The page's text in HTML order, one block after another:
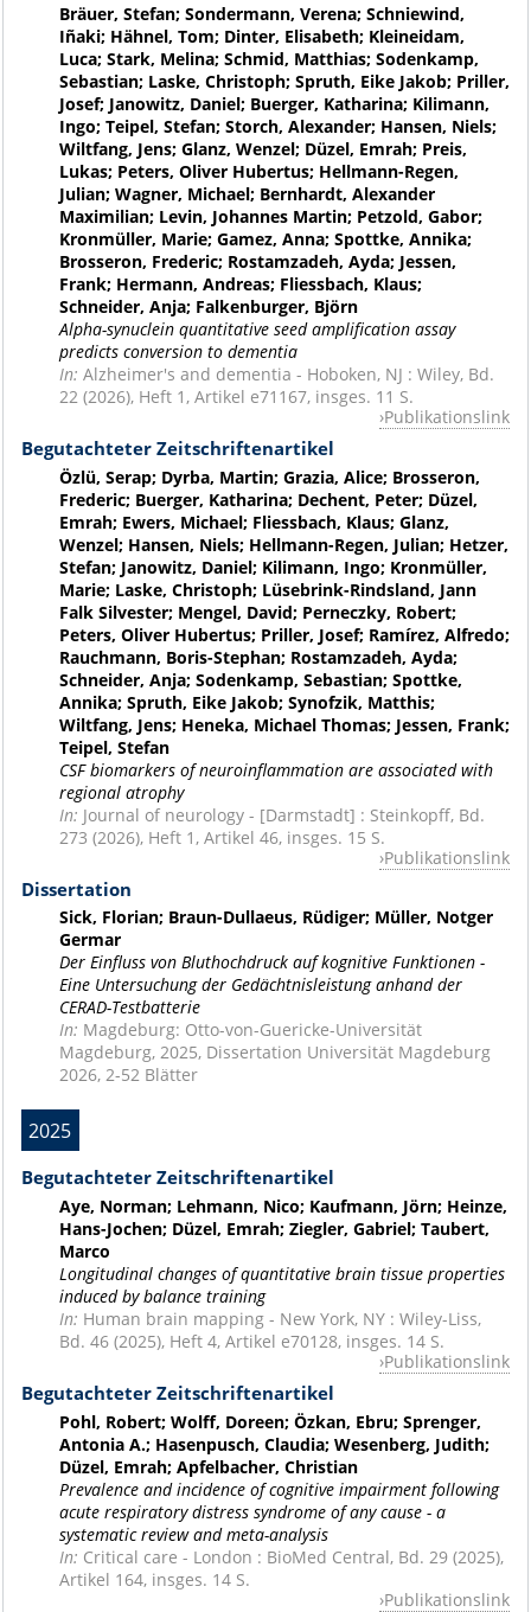
Bräuer, Stefan; Sondermann, Verena; Schniewind,
Iñaki; Hähnel, Tom; Dinter, Elisabeth; Kleineidam,
Luca; Stark, Melina; Schmid, Matthias; Sodenkamp,
Sebastian; Laske, Christoph; Spruth, Eike Jakob; Priller,
Josef; Janowitz, Daniel; Buerger, Katharina; Kilimann,
Ingo; Teipel, Stefan; Storch, Alexander; Hansen, Niels;
Wiltfang, Jens; Glanz, Wenzel; Düzel, Emrah; Preis,
Lukas; Peters, Oliver Hubertus; Hellmann-Regen,
Julian; Wagner, Michael; Bernhardt, Alexander
Maximilian; Levin, Johannes Martin; Petzold, Gabor;
Kronmüller, Marie; Gamez, Anna; Spottke, Annika;
Brosseron, Frederic; Rostamzadeh, Ayda; Jessen,
Frank; Hermann, Andreas; Fliessbach, Klaus;
Schneider, Anja; Falkenburger, Björn
Alpha-synuclein quantitative seed amplification assay
predicts conversion to dementia
In: Alzheimer's and dementia - Hoboken, NJ : Wiley, Bd.
22 (2026), Heft 1, Artikel e71167, insges. 11 S.
Publikationslink
Begutachteter Zeitschriftenartikel
Özlü, Serap; Dyrba, Martin; Grazia, Alice; Brosseron,
Frederic; Buerger, Katharina; Dechent, Peter; Düzel,
Emrah; Ewers, Michael; Fliessbach, Klaus; Glanz,
Wenzel; Hansen, Niels; Hellmann-Regen, Julian; Hetzer,
Stefan; Janowitz, Daniel; Kilimann, Ingo; Kronmüller,
Marie; Laske, Christoph; Lüsebrink-Rindsland, Jann
Falk Silvester; Mengel, David; Perneczky, Robert;
Peters, Oliver Hubertus; Priller, Josef; Ramírez, Alfredo;
Rauchmann, Boris-Stephan; Rostamzadeh, Ayda;
Schneider, Anja; Sodenkamp, Sebastian; Spottke,
Annika; Spruth, Eike Jakob; Synofzik, Matthis;
Wiltfang, Jens; Heneka, Michael Thomas; Jessen, Frank;
Teipel, Stefan
CSF biomarkers of neuroinflammation are associated with
regional atrophy
In: Journal of neurology - [Darmstadt] : Steinkopff, Bd.
273 (2026), Heft 1, Artikel 46, insges. 15 S.
Publikationslink
Dissertation
Sick, Florian; Braun-Dullaeus, Rüdiger; Müller, Notger
Germar
Der Einfluss von Bluthochdruck auf kognitive Funktionen -
Eine Untersuchung der Gedächtnisleistung anhand der
CERAD-Testbatterie
In: Magdeburg: Otto-von-Guericke-Universität
Magdeburg, 2025, Dissertation Universität Magdeburg
2026, 2-52 Blätter
2025
Begutachteter Zeitschriftenartikel
Aye, Norman; Lehmann, Nico; Kaufmann, Jörn; Heinze,
Hans-Jochen; Düzel, Emrah; Ziegler, Gabriel; Taubert,
Marco
Longitudinal changes of quantitative brain tissue properties
induced by balance training
In: Human brain mapping - New York, NY : Wiley-Liss,
Bd. 46 (2025), Heft 4, Artikel e70128, insges. 14 S.
Publikationslink
Begutachteter Zeitschriftenartikel
Pohl, Robert; Wolff, Doreen; Özkan, Ebru; Sprenger,
Antonia A.; Hasenpusch, Claudia; Wesenberg, Judith;
Düzel, Emrah; Apfelbacher, Christian
Prevalence and incidence of cognitive impairment following
acute respiratory distress syndrome of any cause - a
systematic review and meta-analysis
In: Critical care - London : BioMed Central, Bd. 29 (2025),
Artikel 164, insges. 14 S.
Publikationslink